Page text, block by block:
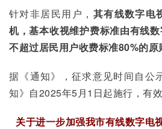
针对非居民用户， 其有线数字电
机，基本收视维护费标准由有线
不超过居民用户收费标准80%的原
据《通知》，征求意见时间自公
知》自2025年5月1日起施行，有效
关于进一步加强我市有线数字电